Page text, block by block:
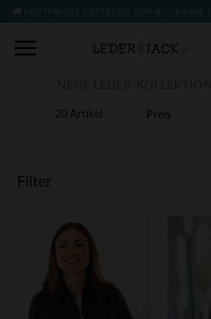
KOSTENLOSE LIEFERUNG UND RÜCKGABE
20 Artikel
NEUE LEDER-
Filter